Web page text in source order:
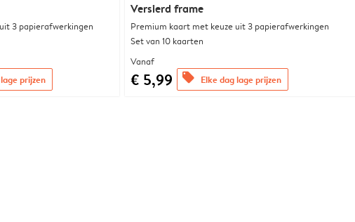
3 papierafwerkingen
prijzen
Versierd frame
Premium kaart met keuze uit 3 papierafwerkingen
Set van 10 kaarten
Vanaf
€ 5,99 offers Elke dag lage prijzen